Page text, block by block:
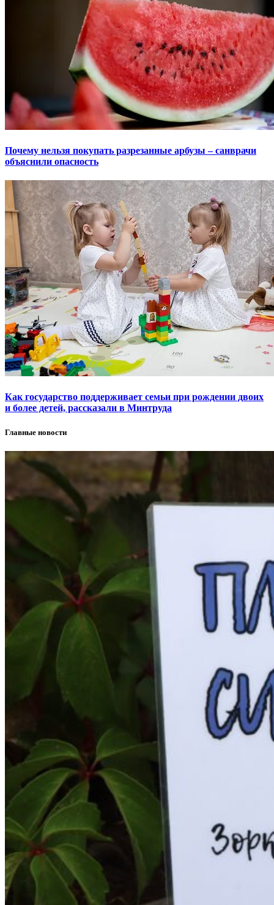
Почему нельзя покупать разрезанные арбузы – санврачи
объяснили опасность
Как государство поддерживает семьи при рождении двоих
и более детей, рассказали в Минтруда
Главные новости